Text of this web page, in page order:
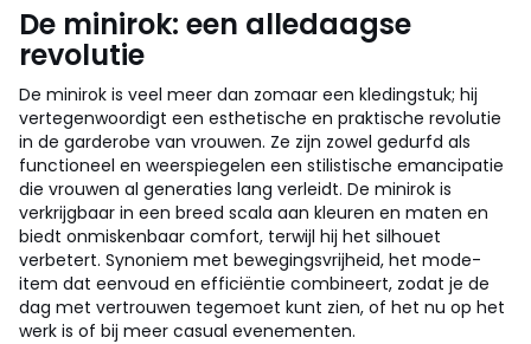
De minirok: een alledaagse
revolutie
De minirok is veel meer dan zomaar een kledingstuk; hij
vertegenwoordigt een esthetische en praktische revolutie
in de garderobe van vrouwen. Ze zijn zowel gedurfd als
functioneel en weerspiegelen een stilistische emancipatie
die vrouwen al generaties lang verleidt. De minirok is
verkrijgbaar in een breed scala aan kleuren en maten en
biedt onmiskenbaar comfort, terwijl hij het silhouet
verbetert. Synoniem met bewegingsvrijheid, het mode-
item dat eenvoud en efficiëntie combineert, zodat je de
dag met vertrouwen tegemoet kunt zien, of het nu op het
werk is of bij meer casual evenementen.